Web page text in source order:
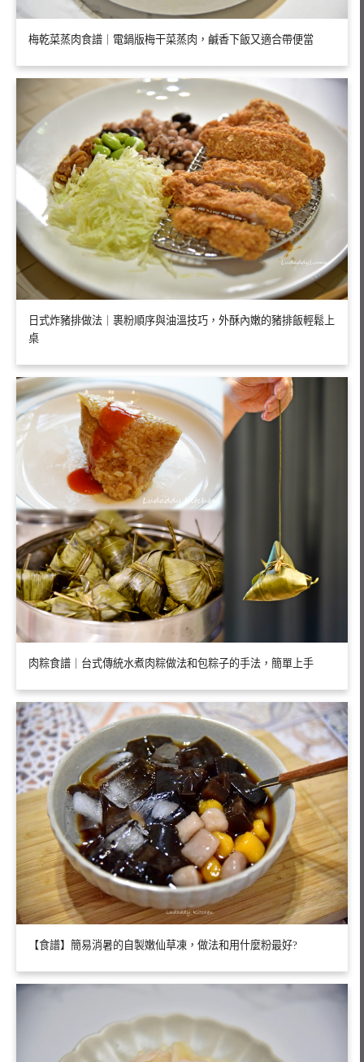
梅乾菜蒸肉食譜｜電鍋版梅干菜蒸肉，鹹香下飯又適合帶便當
日式炸豬排做法｜裹粉順序與油溫技巧，外酥內嫩的豬排飯輕鬆上
桌
肉粽食譜｜台式傳統水煮肉粽做法和包粽子的手法，簡單上手
【食譜】簡易消暑的自製嫩仙草凍，做法和用什麼粉最好?